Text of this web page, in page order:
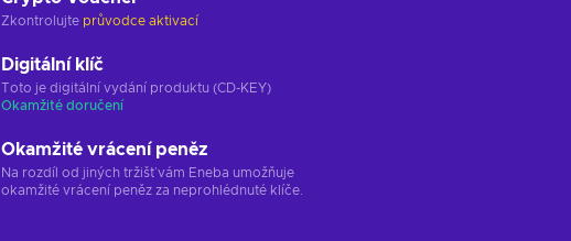
Zkontrolujte průvodce aktivací
Digitální klíč
Toto je digitální vydání produktu (CD-KEY)
Okamžité doručení
Okamžité vrácení peněz
Na rozdíl od jiných tržišť vám Eneba umožňuje
okamžité vrácení peněz za neprohlédnuté klíče.